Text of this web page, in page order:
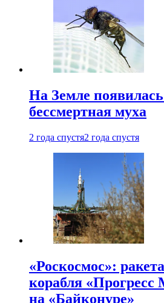
На Земле
бессмертная муха
2 года спустя2 года спустя
«Роскосмос»:
корабля «Прогресс
на «Байконуре»